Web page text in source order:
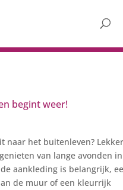
begint weer!
naar het buitenleven? Lekker
van lange avonden
aankleding is belangrijk,
de muur of een kleurrijk